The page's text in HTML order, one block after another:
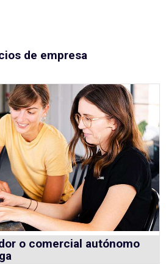
de empresa
o comercial autónomo